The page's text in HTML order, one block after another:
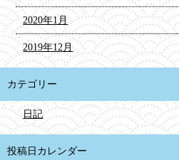
2020年1月
2019年12月
カテゴリー
日記
投稿日カレンダー